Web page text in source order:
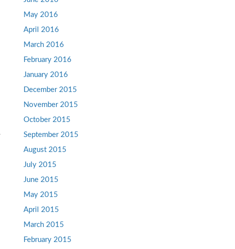
May 2016
April 2016
March 2016
February 2016
January 2016
December 2015
November 2015
October 2015
September 2015
August 2015
July 2015
June 2015
May 2015
April 2015
March 2015
February 2015